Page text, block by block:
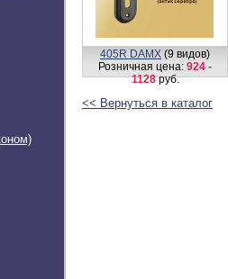
405R DAMX(9 видов)
Розничная цена:924 -
1128руб.
<< Вернуться в каталог